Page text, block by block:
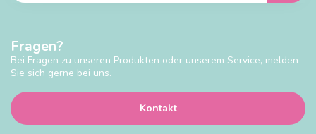
Fragen?
Bei Fragen zu unseren Produkten oder unserem Service, melden
Sie sich gerne bei uns.
Kontakt